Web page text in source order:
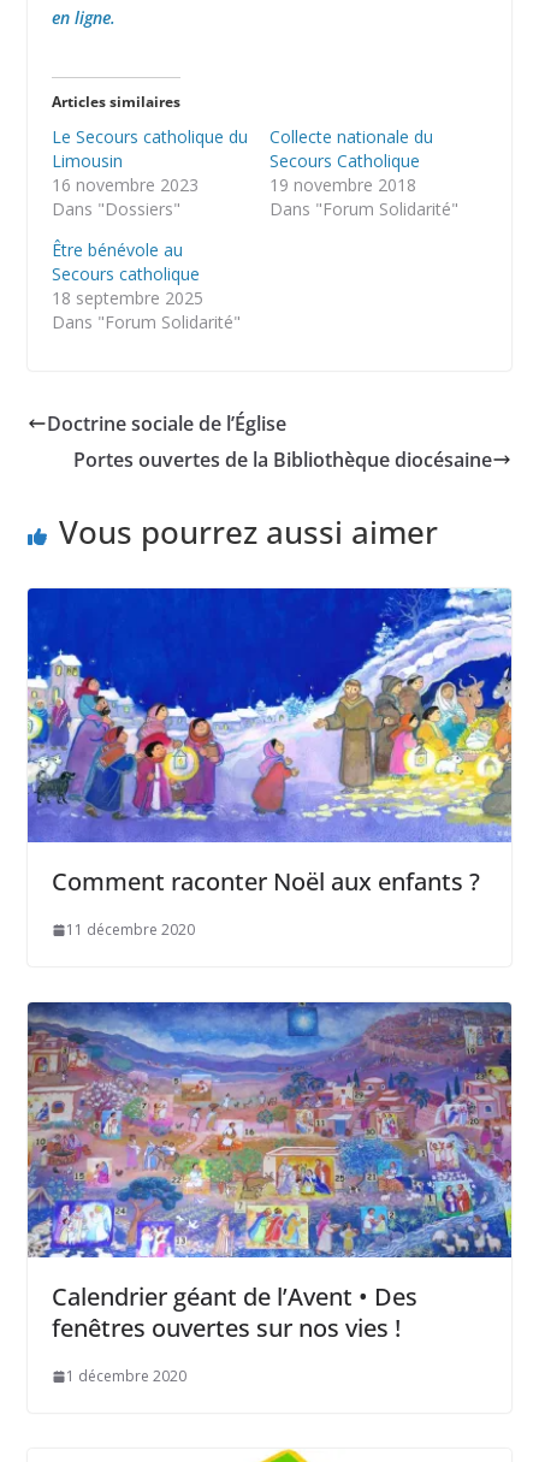
en ligne.
Articles similaires
Le Secours catholique du
Limousin
16 novembre 2023
Dans "Dossiers"
Collecte nationale du
Secours Catholique
19 novembre 2018
Dans "Forum Solidarité"
Être bénévole au
Secours catholique
18 septembre 2025
Dans "Forum Solidarité"
Doctrine sociale de l’Église
Portes ouvertes de la Bibliothèque diocésaine
Vous pourrez aussi aimer
Comment raconter Noël aux enfants ?
11 décembre 2020
Calendrier géant de l’Avent • Des
fenêtres ouvertes sur nos vies !
1 décembre 2020